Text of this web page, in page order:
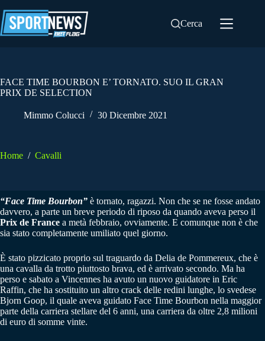
al
contenuto
Cerca
FACE TIME BOURBON E’ TORNATO. SUO IL GRAN
PRIX DE SELECTION
Mimmo Colucci 30 Dicembre 2021
Home / Cavalli
“Face Time Bourbon” è tornato, ragazzi. Non che se ne fosse andato
davvero, a parte un breve periodo di riposo da quando aveva perso il
Prix de France a metà febbraio, ovviamente. E comunque non è che
sia stato completamente umiliato quel giorno.
È stato pizzicato proprio sul traguardo da Delia de Pommereux, che è
una cavalla da trotto piuttosto brava, ed è arrivato secondo. Ma ha
perso e sabato a Vincennes ha avuto un nuovo guidatore in Eric
Raffin, che ha sostituito un altro crack delle redini lunghe, lo svedese
Bjorn Goop, il quale aveva guidato Face Time Bourbon nella maggior
parte della carriera stellare del 6 anni, una carriera da oltre 2,8 milioni
di euro di somme vinte.